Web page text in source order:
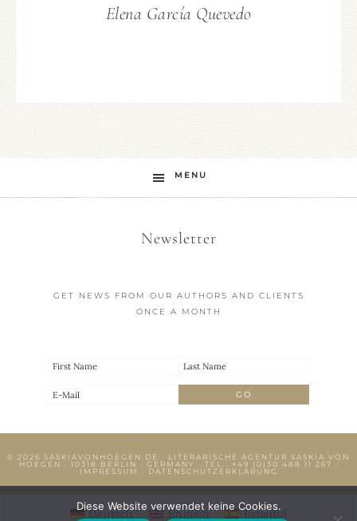
Elena García Quevedo
MENU
Newsletter
GET NEWS FROM OUR AUTHORS AND CLIENTS
ONCE A MONTH
© 2026 SASKIAVONHOEGEN.DE
· LITERARISCHE AGENTUR SASKIA VON
HOEGEN · 10318 BERLIN · GERMANY · TEL.:
+49 (0)30 488 11 267
·
IMPRESSUM
· DATENSCHUTZERKLÄRUNG
Deutsch English Español
Diese Website verwendet keine Cookies.